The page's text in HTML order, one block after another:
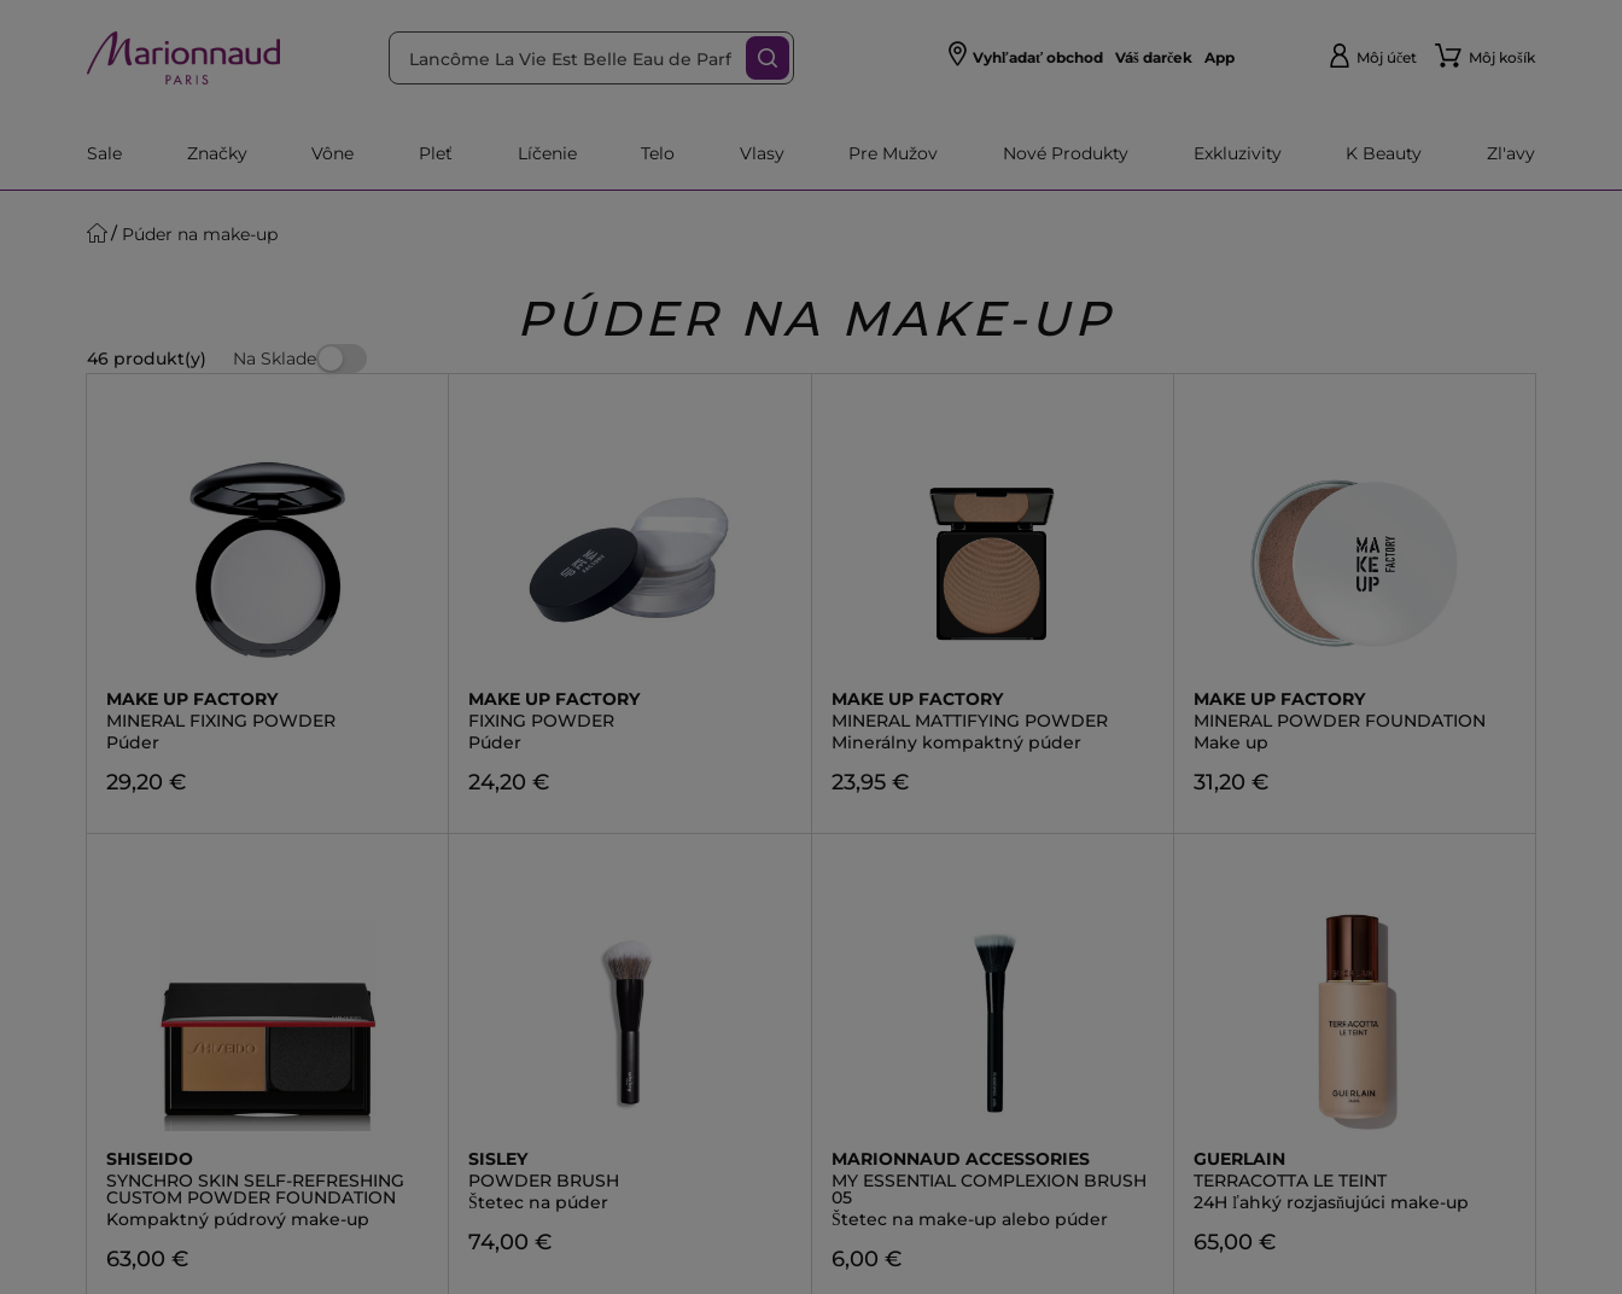
Vyhľadať obchod Váš darček App Môj účet Môj košík
Sale Značky Vône Pleť Líčenie Telo Vlasy Pre Mužov Nové Produkty Exkluzivity K Beauty Zl'avy
Púder na make-up
PÚDER NA MAKE-UP
46 produkt(y) Na Sklade
MAKE UP FACTORY
MINERAL FIXING POWDER
Púder
29,20 €
MAKE UP FACTORY
FIXING POWDER
Púder
24,20 €
MAKE UP FACTORY
MINERAL MATTIFYING POWDER
Minerálny kompaktný púder
23,95 €
MAKE UP FACTORY
MINERAL POWDER FOUNDATION
Make up
31,20 €
SHISEIDO
SYNCHRO SKIN SELF-REFRESHING
CUSTOM POWDER FOUNDATION
Kompaktný púdrový make-up
63,00 €
SISLEY
POWDER BRUSH
Štetec na púder
74,00 €
MARIONNAUD ACCESSORIES
MY ESSENTIAL COMPLEXION BRUSH
05
Štetec na make-up alebo púder
6,00 €
GUERLAIN
TERRACOTTA LE TEINT
24H ľahký rozjasňujúci make-up
65,00 €